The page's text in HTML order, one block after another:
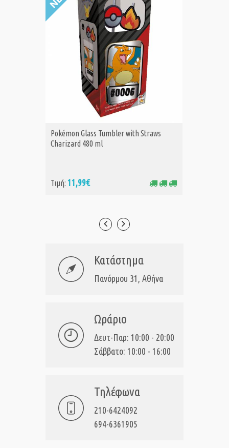
ΑΓΟΡΑ
Pokémon Glass Tumbler with Straws
Charizard 480 ml
Τιμή: 11,99€
Κατάστημα
Πανόρμου 31, Αθήνα
Ωράριο
Δευτ-Παρ: 10:00 - 20:00
Σάββατο: 10:00 - 16:00
Τηλέφωνα
210-6424092
694-6361905